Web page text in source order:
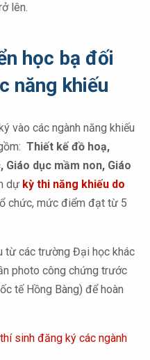
lên.
học bạ đối
năng khiếu
vào các ngành năng khiếu
Thiết kế đồ hoạ,
dục mầm non, Giáo
dự kỳ thi năng khiếu do
chức, mức điểm đạt từ 5
từ các trường Đại học khác
photo công chứng trước
tế Hồng Bàng) để hoàn
sinh đăng ký các ngành